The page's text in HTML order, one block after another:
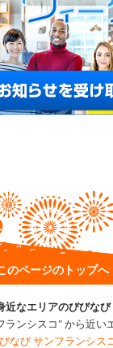
のページのトップへ
近なエリアのびびなび
ランシスコ" から近い
なび サンフランシス